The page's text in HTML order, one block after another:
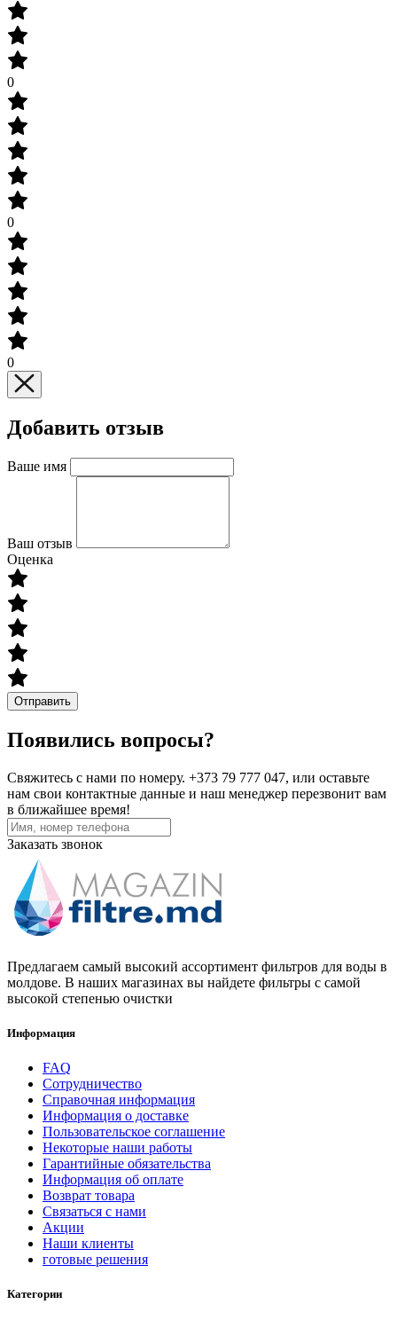
0
0
0
Добавить отзыв
Ваше имя
Ваш отзыв
Оценка
Отправить
Появились вопросы?
Свяжитесь с нами по номеру. +373 79 777 047, или оставьте
нам свои контактные данные и наш менеджер перезвонит вам
в ближайшее время!
Заказать звонок
Предлагаем самый высокий ассортимент фильтров для воды в
молдове. В наших магазинах вы найдете фильтры с самой
высокой степенью очистки
Информация
FAQ
Сотрудничество
Справочная информация
Информация о доставке
Пользовательское соглашение
Некоторые наши работы
Гарантийные обязательства
Информация об оплате
Возврат товара
Связаться с нами
Акции
Наши клиенты
готовые решения
Категории